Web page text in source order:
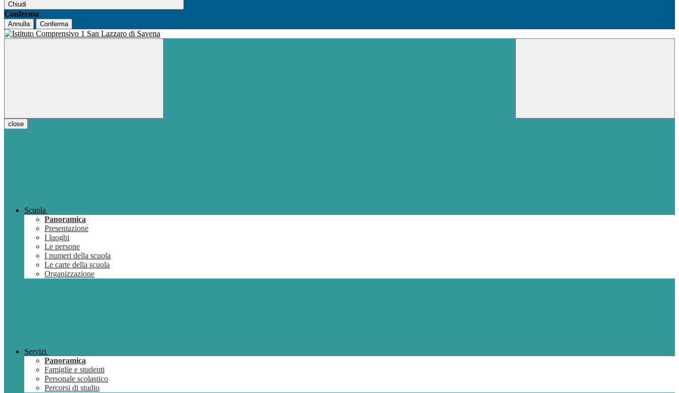
Chiudi
Conferma
Annulla Conferma
close
Scuola
Panoramica
Presentazione
I luoghi
Le persone
I numeri della scuola
Le carte della scuola
Organizzazione
Servizi
Panoramica
Famiglie e studenti
Personale scolastico
Percorsi di studio